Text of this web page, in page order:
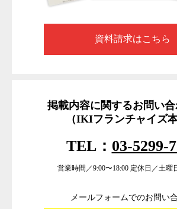
資料請求はこちら
掲載内容に関するお問い
（IKIフランチャイズ本
TEL： 03-5299-
営業時間／9:00〜18:00 定休日／土曜
メールフォームでのお問い